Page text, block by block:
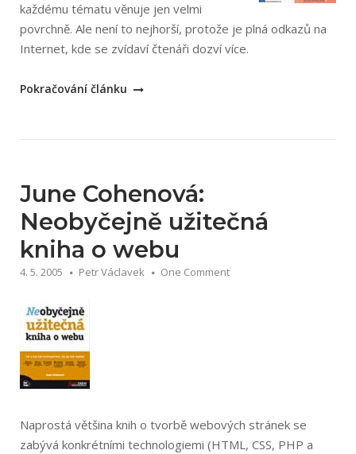
každému tématu věnuje jen velmi
povrchně. Ale není to nejhorší, protože je plná odkazů na
Internet, kde se zvídaví čtenáři dozví více.
„Lynda
webdesignu“
Pokračování článku
June Cohenová:
Neobyčejně užitečná
kniha o webu
4. 5. 2005 Petr Václavek One Comment
Naprostá většina knih o tvorbě webových stránek se
zabývá konkrétními technologiemi (HTML, CSS, PHP a